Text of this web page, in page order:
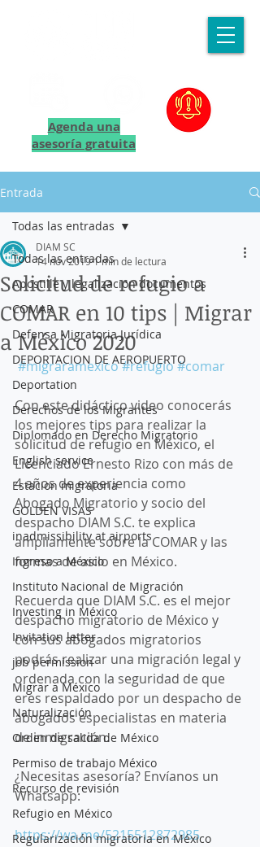
Agenda una
asesoría gratuita
Entrada
Todas las entradas
Apostille y legalizacion documentos
COMAR
Defensa Migratoria Jurídica
DEPORTACION DE AEROPUERTO
Deportation
Derechos de los Migrantes
Diplomado en Derecho Migratorio
English service
Estacion migratoria
GOLDEN VISAS
inadmissibility at airports
Ingreso a México
Instituto Nacional de Migración
Investing in México
Invitation letter
job permission
Migrar a México
Naturalización
Orden de salida de México
Permiso de trabajo México
Recurso de revisión
Refugio en México
Regularización migratoria en México
Todas las entradas
Solicitud de refugio a
COMAR en 10 tips | Migrar
a México 2020
DIAM SC
14 nov 20191 min de lectura
#migraramexico#refugio#comar
Con este didáctico video conocerás
los mejores tips para realizar la
solicitud de refugio en México, el
Licenciado Ernesto Rizo con más de
4 años de experiencia como
Abogado Migratorio y socio del
despacho DIAM S.C. te explica
ampliamente sobre la COMAR y las
formas de asilo en México.
Recuerda que DIAM S.C. es el mejor
despacho migratorio de México y
con sus abogados migratorios
podrás realizar una migración legal y
ordenada con la seguridad de que
eres respaldado por un despacho de
abogados especialistas en materia
de inmigración.
¿Necesitas asesoría? Envíanos un
Whatsapp:
https://wa.me/5215512872985